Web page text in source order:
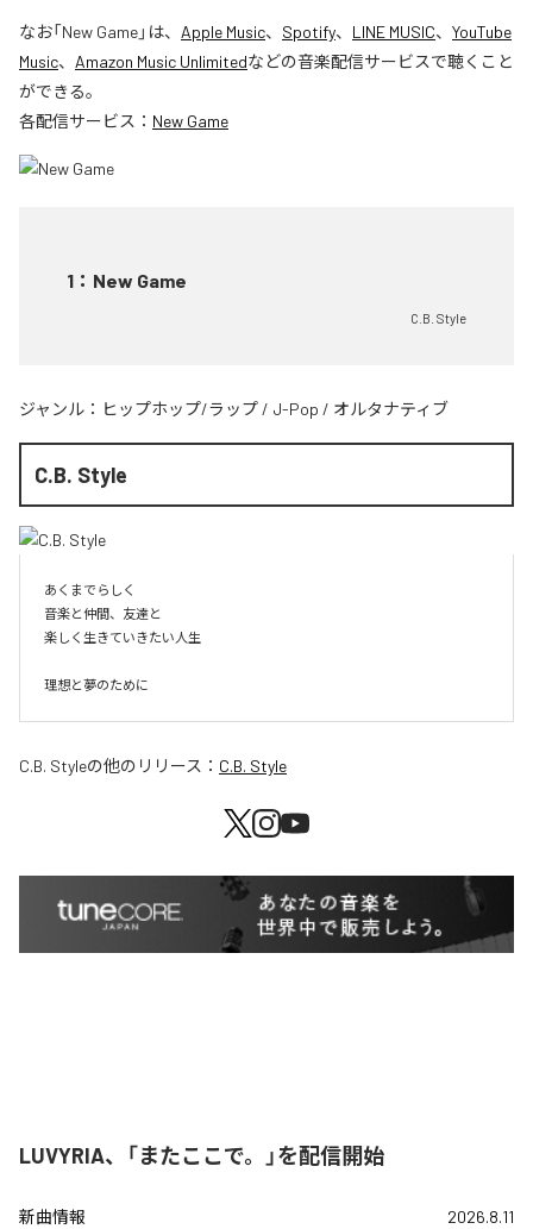
なお「New Game」は、 Apple Music、 Spotify、 LINE MUSIC、 YouTube
Music、 Amazon Music Unlimitedなどの音楽配信サービスで聴くこと
ができる。
各配信サービス： New Game
1 ： New Game
C.B. Style
ジャンル： ヒップホップ/ラップ / J-Pop / オルタナティブ
C.B. Style
あくまでらしく
音楽と仲間、友達と
楽しく生きていきたい人生
理想と夢のために
C.B. Styleの他のリリース： C.B. Style
LUVYRIA、「またここで。」を配信開始
新曲情報 2026.8.11